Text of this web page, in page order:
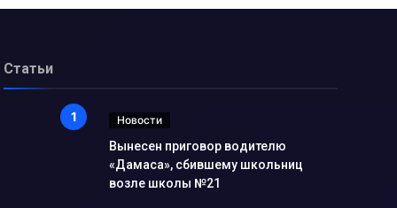
Статьи
Новости
Вынесен приговор водителю
«Дамаса», сбившему школьниц
возле школы №21